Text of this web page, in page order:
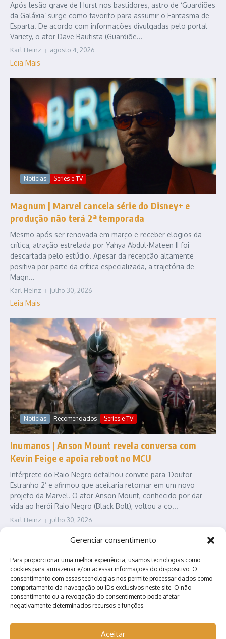
Gerenciar consentimento
Para proporcionar uma melhor experiência, usamos tecnologias como
cookies para armazenar e/ou acessar informações do dispositivo. O
consentimento com essas tecnologias nos permite processar dados como
comportamento da navegação ou IDs exclusivos neste site. O não
consentimento ou a revogação do consentimento pode afetar
negativamente determinados recursos e funções.
Aceitar
Após lesão grave de Hurst nos bastidores, astro de ‘Guardiões
da Galáxia’ surge como favorito para assumir o Fantasma de
Esparta. De acordo com informações divulgadas pelo portal
Variety, o ator Dave Bautista (Guardiõe...
Karl Heinz agosto 4, 2026
Leia Mais
Notícias Series e TV
Magnum | Marvel cancela série do Disney+ e
produção não terá 2ª temporada
Mesmo após ser renovada em março e receber elogios da
crítica, atração estrelada por Yahya Abdul-Mateen II foi
descartada pelo estúdio. Apesar da recepção altamente
positiva por parte da crítica especializada, a trajetória de
Magn...
Karl Heinz julho 30, 2026
Leia Mais
Notícias Recomendados Series e TV
Inumanos | Anson Mount revela conversa com
Kevin Feige e apoia reboot no MCU
Intérprete do Raio Negro detalhou convite para ‘Doutor
Estranho 2’ e afirmou que aceitaria retornar em um novo
projeto da Marvel. O ator Anson Mount, conhecido por dar
vida ao herói Raio Negro (Black Bolt), voltou a co...
Karl Heinz julho 30, 2026
Anuncie conosco!